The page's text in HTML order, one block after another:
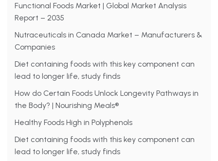
Functional Foods Market | Global Market Analysis
Report – 2035
Nutraceuticals in Canada Market – Manufacturers &
Companies
Diet containing foods with this key component can
lead to longer life, study finds
How do Certain Foods Unlock Longevity Pathways in
the Body? | Nourishing Meals®
Healthy Foods High in Polyphenols
Diet containing foods with this key component can
lead to longer life, study finds